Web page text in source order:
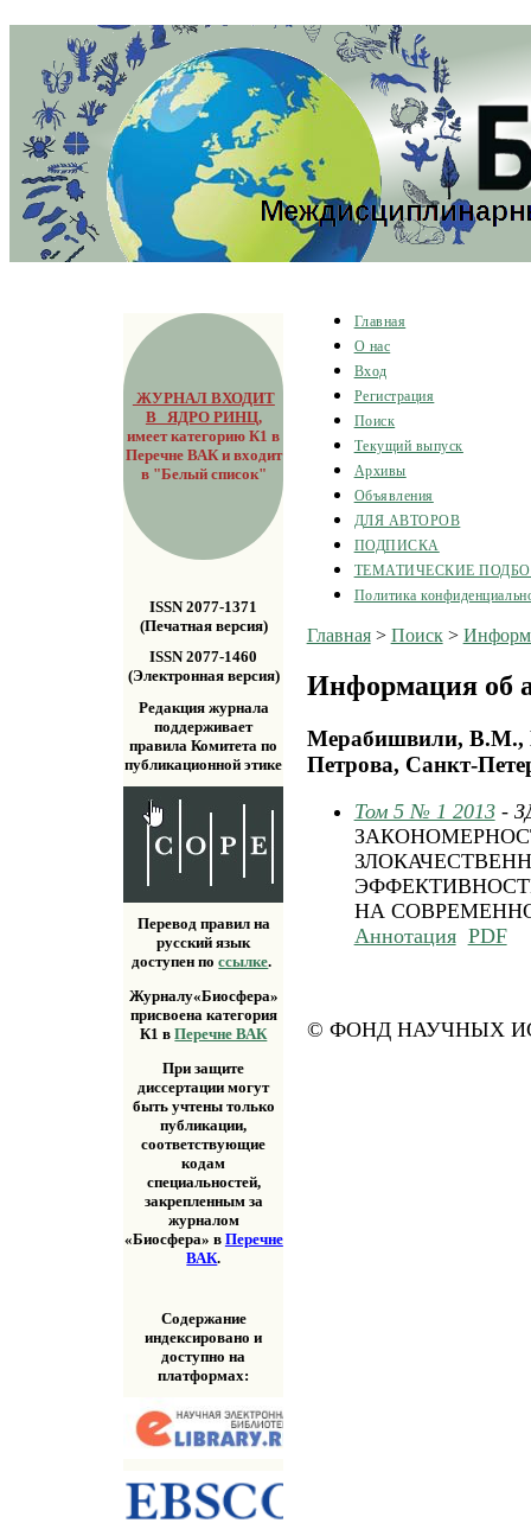
ЖУРНАЛ ВХОДИТ
В ЯДРО РИНЦ,
имеет категорию К1 в
Перечне ВАК и входит
в "Белый список"
ISSN 2077-1371
(Печатная версия)
ISSN 2077-1460
(Электронная версия)
Редакция журнала
поддерживает
правила Комитета по
публикационной этике
Перевод правил на
русский язык
доступен поссылке.
Журналу«Биосфера»
присвоена категория
К1 вПеречне ВАК
При защите
диссертации могут
быть учтены только
публикации,
соответствующие
кодам
специальностей,
закрепленным за
журналом
«Биосфера» в Перечне
ВАК.
Содержание
индексировано и
доступно на
платформах:
Главная
О нас
Вход
Регистрация
Поиск
Текущий выпуск
Архивы
Объявления
ДЛЯ АВТОРОВ
ПОДПИСКА
ТЕМАТИЧЕСКИЕ
Политика
Главная> Поиск>
Информация об
Мерабишвили,
Петрова, Санкт-
Том 5 № 1 2013-
НА
Аннотация PDF
© ФОНД НАУЧНЫХ